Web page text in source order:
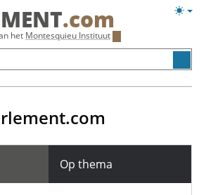
.com
het Montesquieu Instituut
Op thema